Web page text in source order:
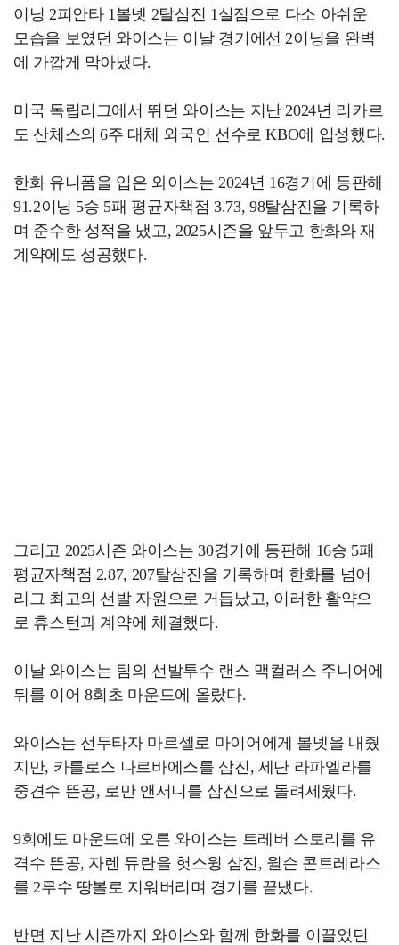
이닝 2피안타 1볼넷 2탈삼진 1실점으로 다소 아쉬운
모습을 보였던 와이스는 이날 경기에선 2이닝을 완벽
에 가깝게 막아냈다.
미국 독립리그에서 뛰던 와이스는 지난 2024년 리카르
도 산체스의 6주 대체 외국인 선수로 KBO에 입성했다.
한화 유니폼을 입은 와이스는 2024년 16경기에 등판해
91.2이닝 5승 5패 평균자책점 3.73, 98탈삼진을 기록하
며 준수한 성적을 냈고, 2025시즌을 앞두고 한화와 재
계약에도 성공했다.
그리고 2025시즌 와이스는 30경기에 등판해 16승 5패
평균자책점 2.87, 207탈삼진을 기록하며 한화를 넘어
리그 최고의 선발 자원으로 거듭났고, 이러한 활약으
로 휴스턴과 계약에 체결했다.
이날 와이스는 팀의 선발투수 랜스 맥컬러스 주니어에
뒤를 이어 8회초 마운드에 올랐다.
와이스는 선두타자 마르셀로 마이어에게 볼넷을 내줬
지만, 카를로스 나르바에스를 삼진, 세단 라파엘라를
중견수 뜬공, 로만 앤서니를 삼진으로 돌려세웠다.
9회에도 마운드에 오른 와이스는 트레버 스토리를 유
격수 뜬공, 자렌 듀란을 헛스윙 삼진, 윌슨 콘트레라스
를 2루수 땅볼로 지워버리며 경기를 끝냈다.
반면 지난 시즌까지 와이스와 함께 한화를 이끌었던